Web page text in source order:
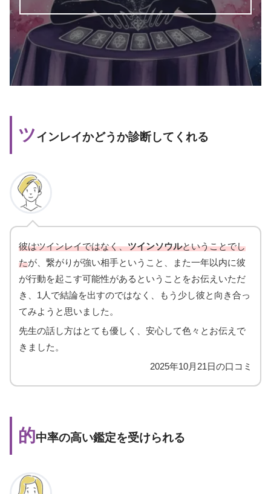
ツインレイかどうか診断してくれる
彼はツインレイではなく、ツインソウルということでし
たが、繋がりが強い相手ということ、また一年以内に彼
が行動を起こす可能性があるということをお伝えいただ
き、1人で結論を出すのではなく、もう少し彼と向き合っ
てみようと思いました。
先生の話し方はとても優しく、安心して色々とお伝えで
きました。
2025年10月21日の口コミ
的中率の高い鑑定を受けられる